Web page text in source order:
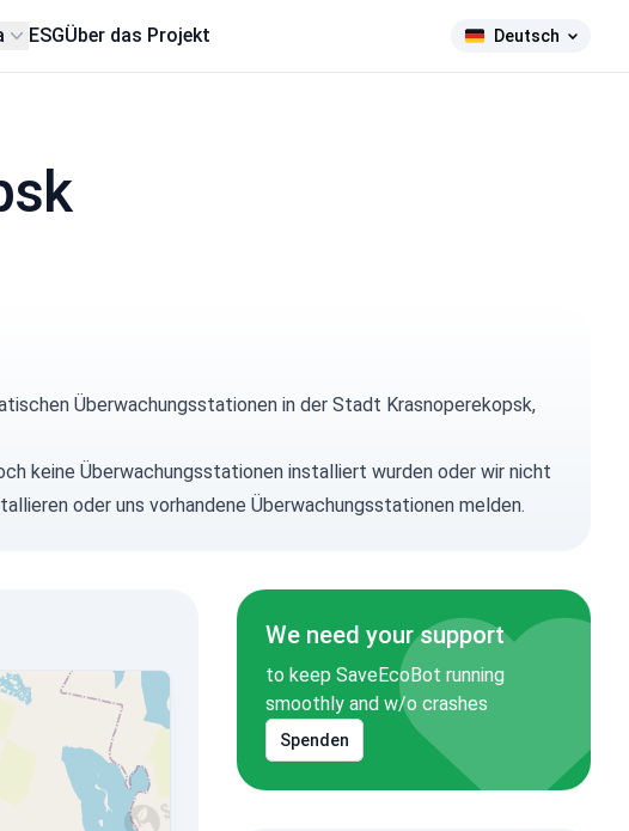
ESGÜber das Projekt Deutsch
Überwachungsstationen in der Stadt Krasnoperekopsk,
keine Überwachungsstationen installiert wurden oder wir nicht
oder uns vorhandene Überwachungsstationen melden.
We need your support
to keep SaveEcoBot running
smoothly and w/o crashes
Spenden